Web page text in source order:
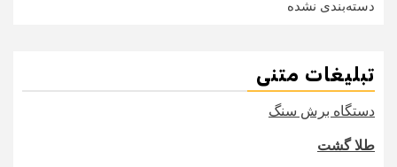
دسته‌بندی نشده
تبلیغات متنی
دستگاه برش سنگ
طلا گشت